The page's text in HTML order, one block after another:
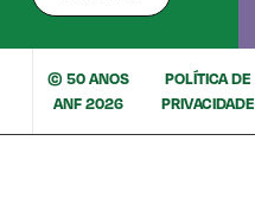
© 50 ANOS
ANF 2026
POLÍTICA DE
PRIVACIDADE